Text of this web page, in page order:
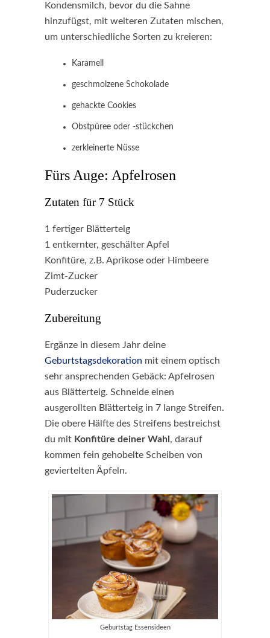
Kondensmilch, bevor du die Sahne
hinzufügst, mit weiteren Zutaten mischen,
um unterschiedliche Sorten zu kreieren:
Karamell
geschmolzene Schokolade
gehackte Cookies
Obstpüree oder -stückchen
zerkleinerte Nüsse
Fürs Auge: Apfelrosen
Zutaten für 7 Stück
1 fertiger Blätterteig
1 entkernter, geschälter Apfel
Konfitüre, z.B. Aprikose oder Himbeere
Zimt-Zucker
Puderzucker
Zubereitung
Ergänze in diesem Jahr deine
Geburtstagsdekoration mit einem optisch
sehr ansprechenden Gebäck: Apfelrosen
aus Blätterteig. Schneide einen
ausgerollten Blätterteig in 7 lange Streifen.
Die obere Hälfte des Streifens bestreichst
du mit Konfitüre deiner Wahl , darauf
kommen fein gehobelte Scheiben von
geviertelten Äpfeln.
Geburtstag Essensideen